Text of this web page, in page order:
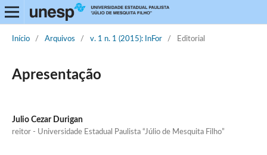
Início / Arquivos / v. 1 n. 1 (2015): InFor / Editorial
Apresentação
Julio Cezar Durigan
reitor - Universidade Estadual Paulista “Júlio de Mesquita Filho”